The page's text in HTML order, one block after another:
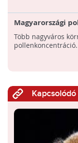
Magyarországi
Több nagyváros
pollenkoncentráció.
Kapcsolódó